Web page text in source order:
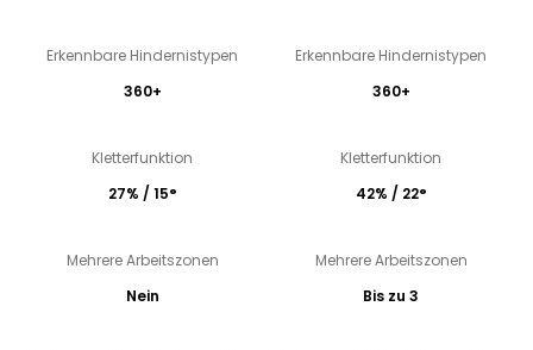
Erkennbare Hindernistypen
360+
Kletterfunktion
27% / 15°
Mehrere Arbeitszonen
Nein
Erkennbare Hindernistypen
360+
Kletterfunktion
42% / 22°
Mehrere Arbeitszonen
Bis zu 3